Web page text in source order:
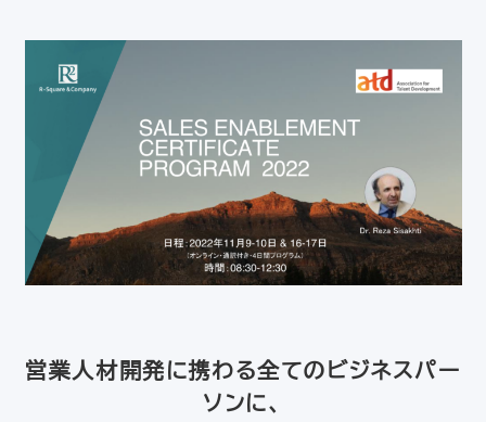
営業人材開発に携わる全てのビジネスパー
ソンに、